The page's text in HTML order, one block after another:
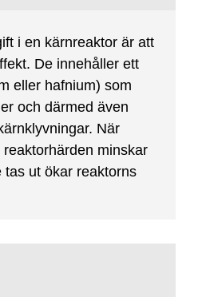
i en kärnreaktor är att
De innehåller ett
eller hafnium) som
och därmed även
När
minskar
tas ut ökar reaktorns